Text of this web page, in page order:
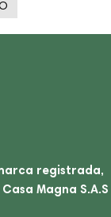
registrada,
Magna S.A.S